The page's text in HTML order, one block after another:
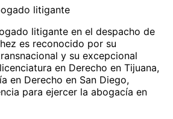
litigante
litigante en el despacho de
es reconocido por su
y su excepcional
en Derecho en Tijuana,
en Derecho en San Diego,
para ejercer la abogacía en